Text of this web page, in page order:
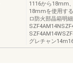
1116から18mm
18mmを使用す
ロ防火部晶箱明
グレチャン